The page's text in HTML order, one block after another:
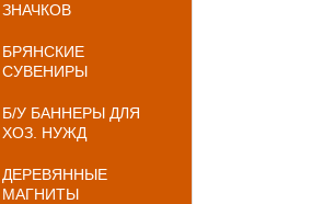
ЗНАЧКОВ
БРЯНСКИЕ
СУВЕНИРЫ
Б/У БАННЕРЫ ДЛЯ
ХОЗ. НУЖД
ДЕРЕВЯННЫЕ
МАГНИТЫ